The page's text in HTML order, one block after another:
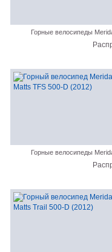
Горные велосипеды
Горные велосипеды